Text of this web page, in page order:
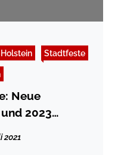
Stadtfeste
Neue
2023
bis 30.
2021